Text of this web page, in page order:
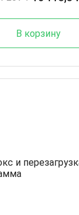
В корзину